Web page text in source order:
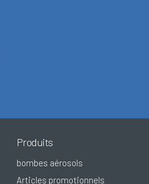
Produits
bombes aérosols
Articles promotionnels